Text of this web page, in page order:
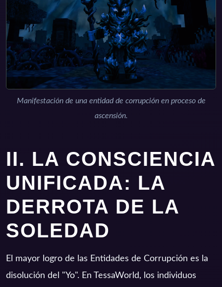
Manifestación de una entidad de corrupción en proceso de
ascensión.
II. LA CONSCIENCIA
UNIFICADA: LA
DERROTA DE LA
SOLEDAD
El mayor logro de las Entidades de Corrupción es la
disolución del "Yo". En TessaWorld, los individuos